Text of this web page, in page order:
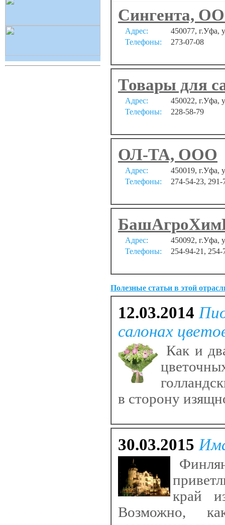
Сингента,
Адрес:
450077, г.Уфа,
Телефоны:
273-07-08
Товары для
Адрес:
450022, г.Уфа,
Телефоны:
228-58-79
ОЛ-ТА, ООО
Адрес:
450019, г.Уфа,
Телефоны:
274-54-23, 291-
Адрес:
450092, г.Уфа,
Телефоны:
254-94-21, 254-
Полезные статьи в этой
12.03.2014
салонах
Как и
в сторону
30.03.2015
край
Возможно,